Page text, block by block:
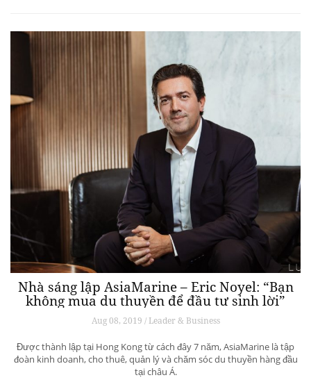
Nhà sáng lập AsiaMarine – Eric Noyel: “Bạn
không mua du thuyền để đầu tư sinh lời”
Aug 08, 2019 / Leader & Business
Được thành lập tại Hong Kong từ cách đây 7 năm, AsiaMarine là tập
đoàn kinh doanh, cho thuê, quản lý và chăm sóc du thuyền hàng đầu
tại châu Á.